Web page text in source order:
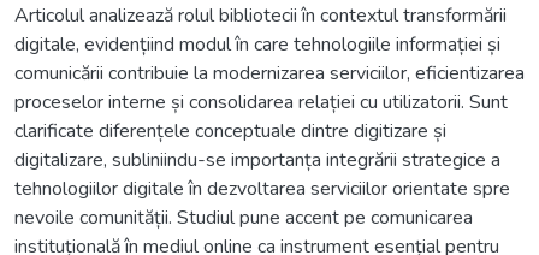
Articolul analizează rolul bibliotecii în contextul transformării
digitale, evidențiind modul în care tehnologiile informației și
comunicării contribuie la modernizarea serviciilor, eficientizarea
proceselor interne și consolidarea relației cu utilizatorii. Sunt
clarificate diferențele conceptuale dintre digitizare și
digitalizare, subliniindu-se importanța integrării strategice a
tehnologiilor digitale în dezvoltarea serviciilor orientate spre
nevoile comunității. Studiul pune accent pe comunicarea
instituțională în mediul online ca instrument esențial pentru